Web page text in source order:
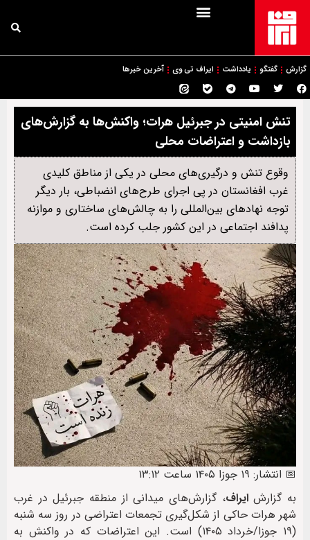
گزارش گفتگو یادداشت ایراف تی وی آخرین خبرها
تنش امنیتی در جبرئیل هرات؛ واکنش‌ها به گزارش‌های
بازداشت و اعتراضات محلی
وقوع تنش و درگیری‌های محلی در یکی از مناطق کلیدی
غرب افغانستان در پی اجرای طرح‌های انضباطی، بار دیگر
توجه نهادهای بین‌المللی را به چالش‌های ساختاری و موازنه
پدافند اجتماعی در این کشور جلب کرده است.
📅 انتشار: ۱۹ جوزا ۱۴۰۵ ساعت ۱۳:۱۲
به گزارشایراف، گزارش‌های میدانی از منطقه جبرئیل در غرب
شهر هرات حاکی از شکل‌گیری تجمعات اعتراضی در روز سه شنبه
(۱۹ جوزا/خرداد ۱۴۰۵) است. این اعتراضات که در واکنش به